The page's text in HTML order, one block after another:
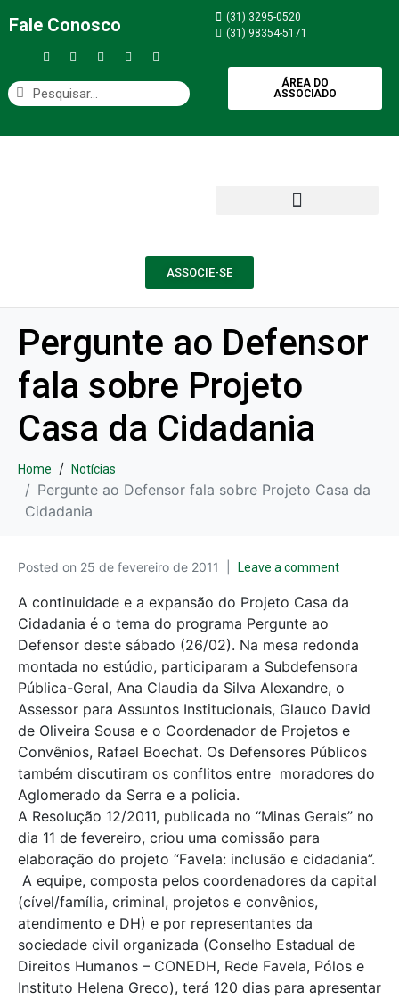
Fale Conosco
(31) 3295-0520
(31) 98354-5171
ÁREA DO
ASSOCIADO
ASSOCIE-SE
Pergunte ao Defensor
fala sobre Projeto
Casa da Cidadania
Home Notícias
Pergunte ao Defensor fala sobre Projeto Casa da
Cidadania
Posted on 25 de fevereiro de 2011 Leave a comment
A continuidade e a expansão do Projeto Casa da
Cidadania é o tema do programa Pergunte ao
Defensor deste sábado (26/02). Na mesa redonda
montada no estúdio, participaram a Subdefensora
Pública-Geral, Ana Claudia da Silva Alexandre, o
Assessor para Assuntos Institucionais, Glauco David
de Oliveira Sousa e o Coordenador de Projetos e
Convênios, Rafael Boechat. Os Defensores Públicos
também discutiram os conflitos entre moradores do
Aglomerado da Serra e a policia.
A Resolução 12/2011, publicada no “Minas Gerais” no
dia 11 de fevereiro, criou uma comissão para
elaboração do projeto “Favela: inclusão e cidadania”.
A equipe, composta pelos coordenadores da capital
(cível/família, criminal, projetos e convênios,
atendimento e DH) e por representantes da
sociedade civil organizada (Conselho Estadual de
Direitos Humanos – CONEDH, Rede Favela, Pólos e
Instituto Helena Greco), terá 120 dias para apresentar